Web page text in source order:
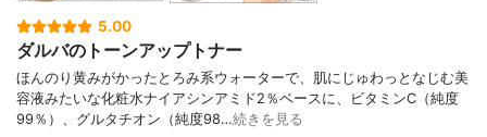
5.00
ダルバのトーンアップトナー
ほんのり黄みがかったとろみ系ウォーターで、肌にじゅわっとなじむ美
容液みたいな化粧水ナイアシンアミド2％ベースに、ビタミンC（純度
99％）、グルタチオン（純度98…続きを見る